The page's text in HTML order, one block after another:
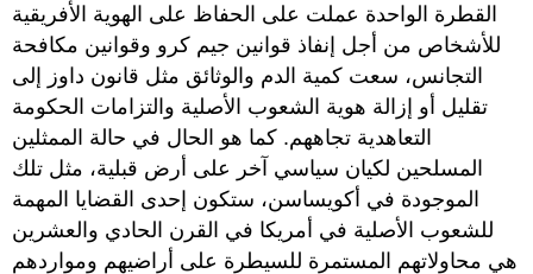
القطرة الواحدة عملت على الحفاظ على الهوية الأفريقية
للأشخاص من أجل إنفاذ قوانين جيم كرو وقوانين مكافحة
التجانس، سعت كمية الدم والوثائق مثل قانون داوز إلى
تقليل أو إزالة هوية الشعوب الأصلية والتزامات الحكومة
التعاهدية تجاههم. كما هو الحال في حالة الممثلين
المسلحين لكيان سياسي آخر على أرض قبلية، مثل تلك
الموجودة في أكويساسن، ستكون إحدى القضايا المهمة
للشعوب الأصلية في أمريكا في القرن الحادي والعشرين
هي محاولاتهم المستمرة للسيطرة على أراضيهم ومواردهم